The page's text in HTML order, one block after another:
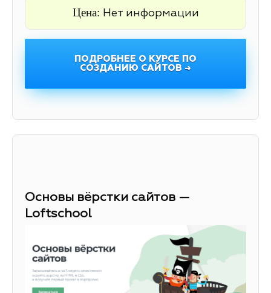
Цена: Нет информации
ПОДРОБНЕЕ О КУРСЕ ПО
СОЗДАНИЮ САЙТОВ →
Основы вёрстки сайтов —
Loftschool